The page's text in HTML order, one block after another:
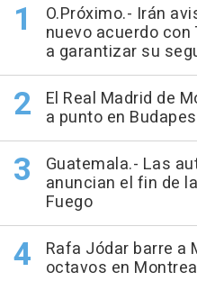
O.Próximo.- Irán
nuevo acuerdo con
a garantizar su
El Real Madrid de
a punto en
Guatemala.- Las
anuncian el fin de
Fuego
Rafa Jódar barre a
octavos en